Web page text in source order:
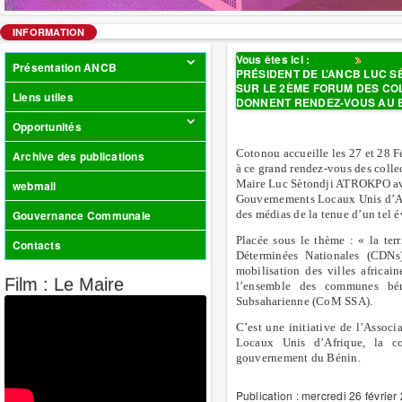
INFORMATION
Présentation ANCB
Liens utiles
Opportunités
Archive des publications
webmail
Gouvernance Communale
Contacts
Film : Le Maire
Vous êtes ici :
PRÉSIDENT DE L’ANCB LUC
SUR LE 2ÈME FORUM DES
DONNENT RENDEZ-VOUS AU
Cotonou accueille les 27 et 28
à ce grand rendez-vous des
Maire Luc Sètondji ATROKPO
Gouvernements Locaux Unis
des médias de la tenue d’un tel
Placée sous le thème : « la
Déterminées Nationales
mobilisation des villes
l’ensemble des communes
Subsaharienne (CoM SSA).
C’est une initiative de
Locaux Unis d’Afrique, la
gouvernement du Bénin.
Publication : mercredi 26 février